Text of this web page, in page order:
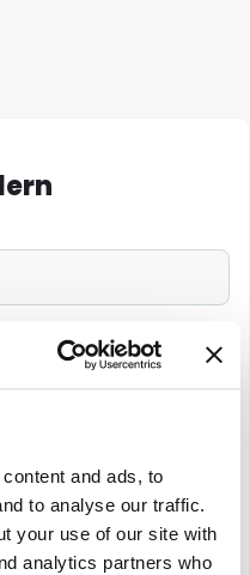
and ads, to
to analyse our traffic.
your use of our site with
analytics partners who